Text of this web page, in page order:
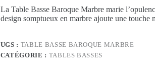
La Table Basse Baroque Marbre marie
design somptueux en marbre ajoute une touche
UGS : TABLE BASSE BAROQUE MARBRE
CATÉGORIE : TABLES BASSES